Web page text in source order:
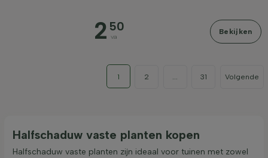
2 50
va
Bekijken
1 2 31 Volgende
Halfschaduw vaste planten kopen
Halfschaduw vaste planten zijn ideaal voor tuinen met zowel